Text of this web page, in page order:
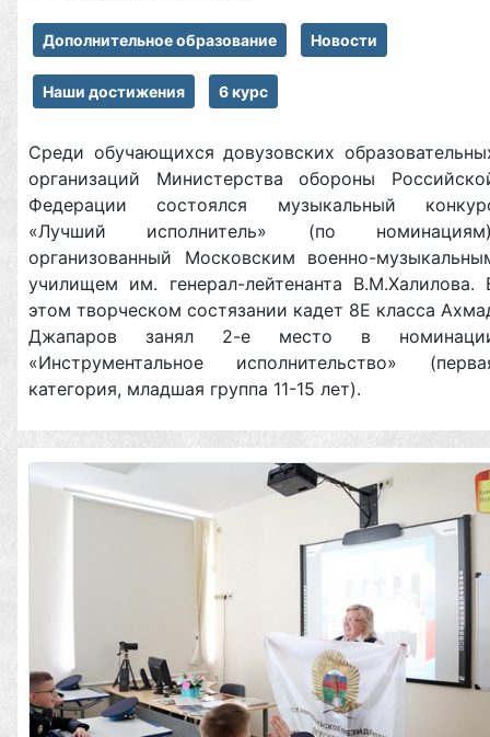
Дополнительное образование Новости
Наши достижения 6 курс
Среди обучающихся довузовских
организаций Министерства обороны
Федерации состоялся музыкальный
«Лучший исполнитель» (по
организованный Московским военно-
училищем им. генерал-лейтенанта В.М.Халилова.
этом творческом состязании кадет 8Е класса
Джапаров занял 2-е место в
«Инструментальное исполнительство»
категория, младшая группа 11-15 лет).